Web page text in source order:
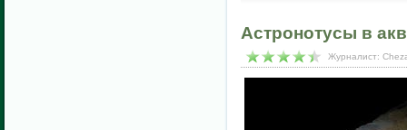
Астронотусы в
Журналист: